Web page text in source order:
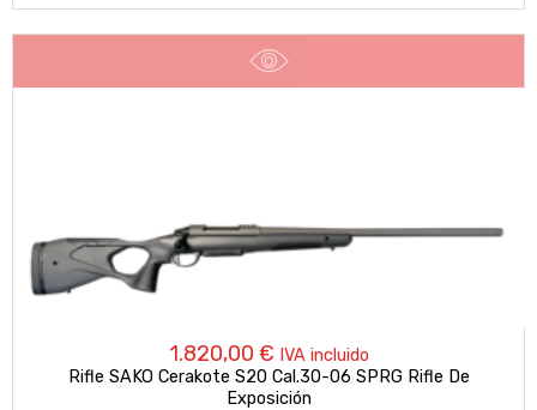
1.820,00 € IVA incluido
Rifle SAKO Cerakote S20 Cal.30-06 SPRG Rifle De
Exposición